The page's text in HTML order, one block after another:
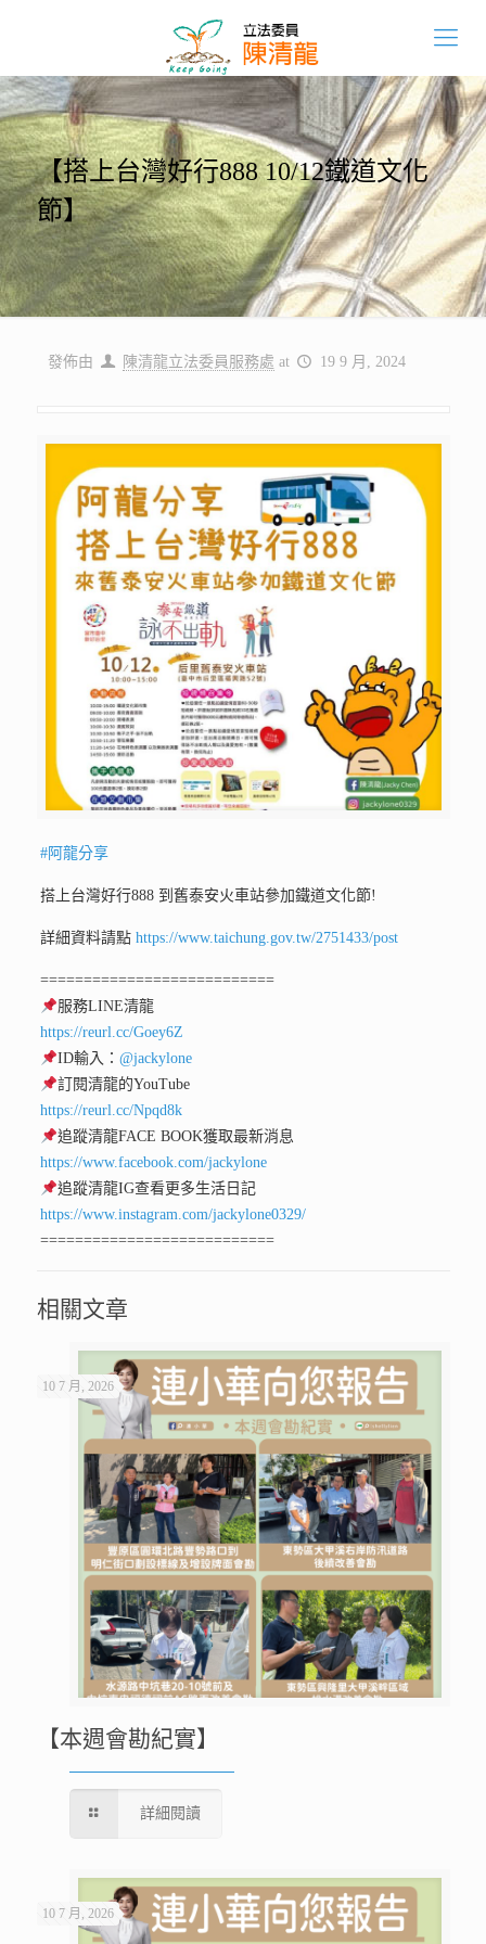
【搭上台灣好行888 10/12鐵道文化
節】
發佈由 陳清龍立法委員服務處 at 19 9 月, 2024
#阿龍分享
搭上台灣好行888 到舊泰安火車站參加鐵道文化節!
詳細資料請點https://www.taichung.gov.tw/2751433/post
===========================
服務LINE清龍
https://reurl.cc/Goey6Z
ID輸入：@jackylone
訂閱清龍的YouTube
https://reurl.cc/Npqd8k
追蹤清龍FACE BOOK獲取最新消息
https://www.facebook.com/jackylone
追蹤清龍IG查看更多生活日記
https://www.instagram.com/jackylone0329/
===========================
相關文章
10 7 月, 2026
【本週會勘紀實】
詳細閱讀
10 7 月, 2026